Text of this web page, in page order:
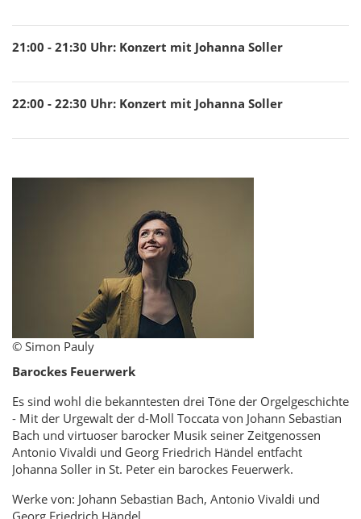
21:00 - 21:30 Uhr: Konzert mit Johanna Soller
22:00 - 22:30 Uhr: Konzert mit Johanna Soller
© Simon Pauly
Barockes Feuerwerk
Es sind wohl die bekanntesten drei Töne der Orgelgeschichte
- Mit der Urgewalt der d-Moll Toccata von Johann Sebastian
Bach und virtuoser barocker Musik seiner Zeitgenossen
Antonio Vivaldi und Georg Friedrich Händel entfacht
Johanna Soller in St. Peter ein barockes Feuerwerk.
Werke von: Johann Sebastian Bach, Antonio Vivaldi und